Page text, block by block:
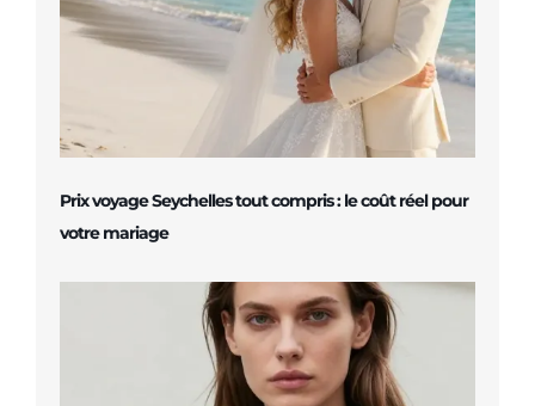
Prix voyage Seychelles tout compris : le coût réel pour
votre mariage